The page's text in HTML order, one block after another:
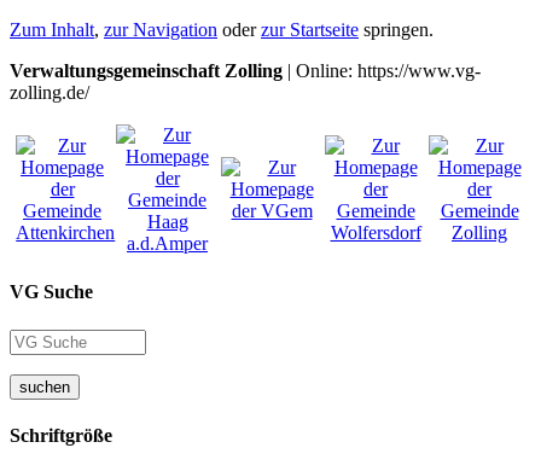
Zum Inhalt, zur Navigation oderzur Startseite springen.
Verwaltungsgemeinschaft Zolling | Online: https://www.vg-
zolling.de/
VG Suche
suchen
Schriftgröße